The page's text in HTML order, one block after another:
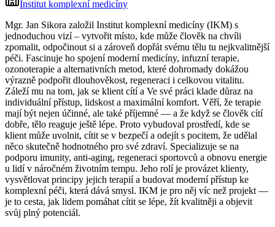
Institut komplexní medicíny
Mgr. Jan Sikora založil Institut komplexní medicíny (IKM) s
jednoduchou vizí – vytvořit místo, kde může člověk na chvíli
zpomalit, odpočinout si a zároveň dopřát svému tělu tu nejkvalitnější
péči. Fascinuje ho spojení moderní medicíny, infuzní terapie,
ozonoterapie a alternativních metod, které dohromady dokážou
výrazně podpořit dlouhověkost, regeneraci i celkovou vitalitu.
Záleží mu na tom, jak se klient cítí a Ve své práci klade důraz na
individuální přístup, lidskost a maximální komfort. Věří, že terapie
mají být nejen účinné, ale také příjemné — a že když se člověk cítí
dobře, tělo reaguje ještě lépe. Proto vybudoval prostředí, kde se
klient může uvolnit, cítit se v bezpečí a odejít s pocitem, že udělal
něco skutečně hodnotného pro své zdraví. Specializuje se na
podporu imunity, anti-aging, regeneraci sportovců a obnovu energie
u lidí v náročném životním tempu. Jeho rolí je provázet klienty,
vysvětlovat principy jejich terapií a budovat moderní přístup ke
komplexní péči, která dává smysl. IKM je pro něj víc než projekt —
je to cesta, jak lidem pomáhat cítit se lépe, žít kvalitněji a objevit
svůj plný potenciál.